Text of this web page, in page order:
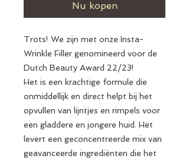
Nu kopen
Trots! We zijn met onze Insta-
Wrinkle Filler genomineerd voor de
Dutch Beauty Award 22/23!
Het is een krachtige formule die
onmiddellijk en direct helpt bij het
opvullen van lijntjes en rimpels voor
een gladdere en jongere huid. Het
levert een geconcentreerde mix van
geavanceerde ingrediënten die het